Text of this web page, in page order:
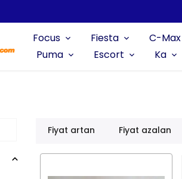
Focus Fiesta C-Max
Puma
Escort Ka
Fiyat artan Fiyat azalan